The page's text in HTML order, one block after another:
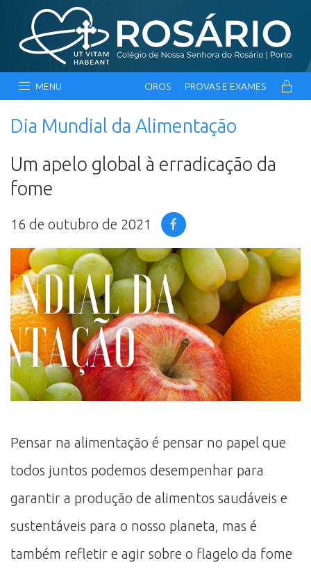
MENU CIROS PROVAS E EXAMES
Dia Mundial da Alimentação
Um apelo global à erradicação da
fome
16 de outubro de 2021
Pensar na alimentação é pensar no papel que
todos juntos podemos desempenhar para
garantir a produção de alimentos saudáveis e
sustentáveis para o nosso planeta, mas é
também refletir e agir sobre o flagelo da fome